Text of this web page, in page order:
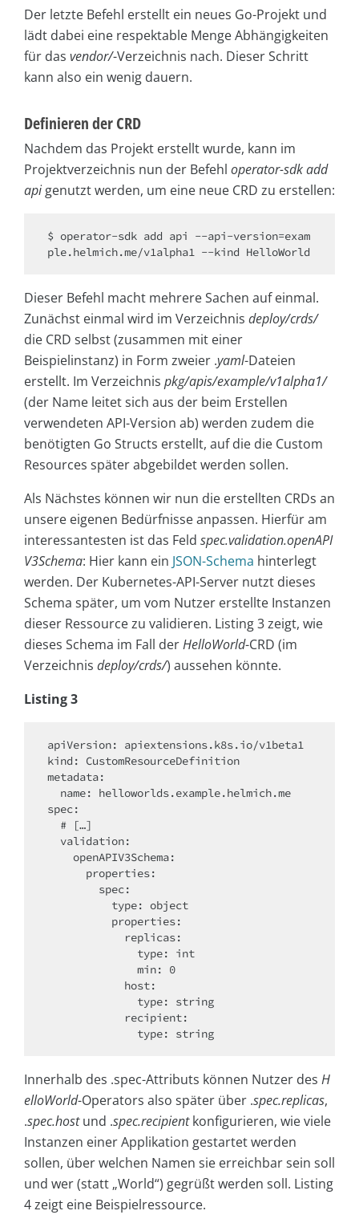
Der letzte Befehl erstellt ein neues Go-Projekt und
lädt dabei eine respektable Menge Abhängigkeiten
für das vendor/-Verzeichnis nach. Dieser Schritt
kann also ein wenig dauern.
Definieren der CRD
Nachdem das Projekt erstellt wurde, kann im
Projektverzeichnis nun der Befehl operator-sdk add
api genutzt werden, um eine neue CRD zu erstellen:
$ operator-sdk add api --api-version=exam
Dieser Befehl macht mehrere Sachen auf einmal.
Zunächst einmal wird im Verzeichnis deploy/crds/
die CRD selbst (zusammen mit einer
Beispielinstanz) in Form zweier .yaml-Dateien
erstellt. Im Verzeichnis pkg/apis/example/v1alpha1/
(der Name leitet sich aus der beim Erstellen
verwendeten API-Version ab) werden zudem die
benötigten Go Structs erstellt, auf die die Custom
Resources später abgebildet werden sollen.
Als Nächstes können wir nun die erstellten CRDs an
unsere eigenen Bedürfnisse anpassen. Hierfür am
interessantesten ist das Feld spec.validation.openAPI
V3Schema: Hier kann ein JSON-Schema hinterlegt
werden. Der Kubernetes-API-Server nutzt dieses
Schema später, um vom Nutzer erstellte Instanzen
dieser Ressource zu validieren. Listing 3 zeigt, wie
dieses Schema im Fall derHelloWorld-CRD (im
Verzeichnis deploy/crds/) aussehen könnte.
Listing 3
apiVersion: apiextensions.k8s.io/v1beta1
kind: CustomResourceDefinition
metadata:
spec:
Innerhalb des .spec-Attributs können Nutzer des H
elloWorld-Operators also später über .spec.replicas,
.spec.hostund .spec.recipientkonfigurieren, wie viele
Instanzen einer Applikation gestartet werden
sollen, über welchen Namen sie erreichbar sein soll
und wer (statt „World“) gegrüßt werden soll. Listing
4 zeigt eine Beispielressource.